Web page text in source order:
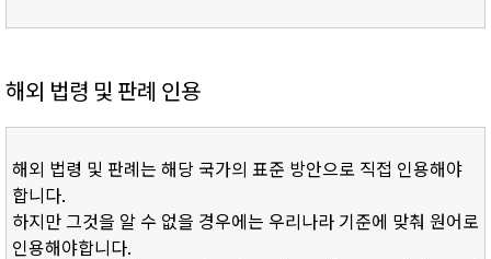
해외 법령 및 판례 인용
해외 법령 및 판례는 해당 국가의 표준 방안으로 직접 인용해야
합니다.
하지만 그것을 알 수 없을 경우에는 우리나라 기준에 맞춰 원어로
인용해야합니다.